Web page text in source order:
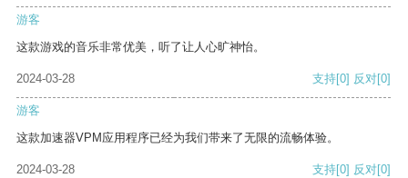
游客
这款游戏的音乐非常优美，听了让人心旷神怡。
2024-03-28 支持[0] 反对[0]
游客
这款加速器VPM应用程序已经为我们带来了无限的流畅体验。
2024-03-28 支持[0] 反对[0]